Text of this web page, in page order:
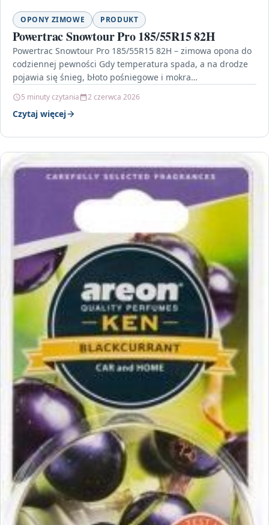
OPONY ZIMOWE PRODUKT
Powertrac Snowtour Pro 185/55R15 82H
Powertrac Snowtour Pro 185/55R15 82H – zimowa opona do
codziennej pewności Gdy temperatura spada, a na drodze
pojawia się śnieg, błoto pośniegowe i mokra…
5 minuty czytania 2 czerwca 2026
Czytaj więcej